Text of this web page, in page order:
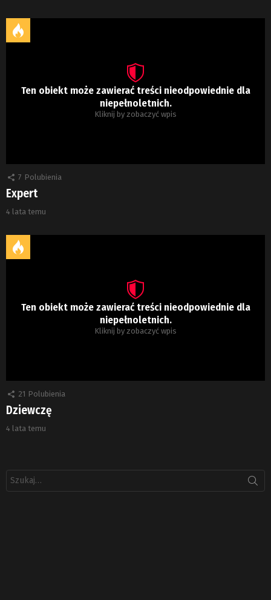
Ten obiekt może zawierać treści nieodpowiednie dla
niepełnoletnich.
Kliknij by zobaczyć wpis
7 Polubienia
Expert
4 lata temu
Ten obiekt może zawierać treści nieodpowiednie dla
niepełnoletnich.
Kliknij by zobaczyć wpis
21 Polubienia
Dziewczę
4 lata temu